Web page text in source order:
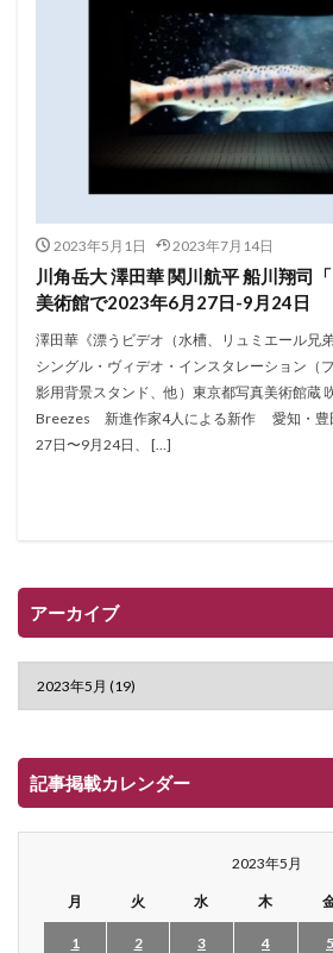
2023年5月1日 2023年7月14日
川角岳大 澤田華 関川航平 船川翔司
美術館で2023年6月27日-9月24日
澤田華《漂うビデオ（水槽、リュミエール兄
シングル・ヴィデオ・インスタレーション（
影用背景スタンド、他）東京都写真美術館
Breezes 新進作家4人による新作 愛知・豊
27日〜9月24日、 […]
アーカイブ
記事掲載カレンダー
2023年5月
月 火 水 木
1 2 3 4 5